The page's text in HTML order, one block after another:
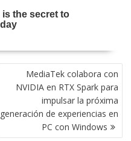
MediaTek colabora con
NVIDIA en RTX Spark para
impulsar la próxima
generación de experiencias en
PC con Windows